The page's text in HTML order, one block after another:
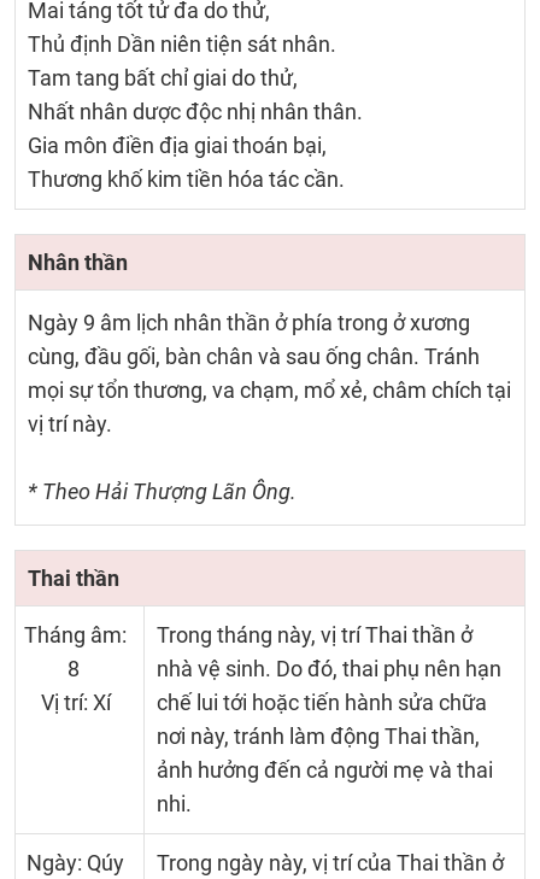
Mai táng tốt tử đa do thử,
Thủ định Dần niên tiện sát nhân.
Tam tang bất chỉ giai do thử,
Nhất nhân dược độc nhị nhân thân.
Gia môn điền địa giai thoán bại,
Thương khố kim tiền hóa tác cần.
Nhân thần
Ngày 9 âm lịch nhân thần ở phía trong ở xương
cùng, đầu gối, bàn chân và sau ống chân. Tránh
mọi sự tổn thương, va chạm, mổ xẻ, châm chích tại
vị trí này.
* Theo Hải Thượng Lãn Ông.
Thai thần
Tháng âm:
8
Vị trí: Xí
Trong tháng này, vị trí Thai thần ở
nhà vệ sinh. Do đó, thai phụ nên hạn
chế lui tới hoặc tiến hành sửa chữa
nơi này, tránh làm động Thai thần,
ảnh hưởng đến cả người mẹ và thai
nhi.
Ngày: Qúy
Trong ngày này, vị trí của Thai thần ở